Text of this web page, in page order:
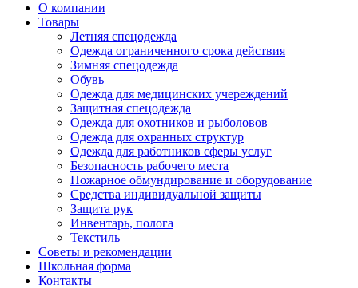
О компании
Товары
Летняя спецодежда
Одежда ограниченного срока действия
Зимняя спецодежда
Обувь
Одежда для медицинских учереждений
Защитная спецодежда
Одежда для охотников и рыболовов
Одежда для охранных структур
Одежда для работников сферы услуг
Безопасность рабочего места
Пожарное обмундирование и оборудование
Средства индивидуальной защиты
Защита рук
Инвентарь, полога
Текстиль
Советы и рекомендации
Школьная форма
Контакты